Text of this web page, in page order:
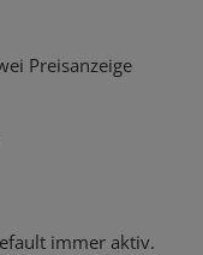
Preisanzeige
immer aktiv.